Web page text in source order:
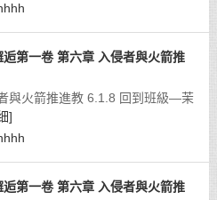
第一卷 第六章 入侵者與火箭推
與火箭推進教 6.1.8 回到班級—茉
]
第一卷 第六章 入侵者與火箭推